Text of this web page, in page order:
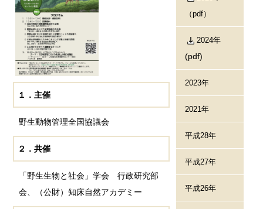
１．主催
野生動物管理全国協議会
２．共催
「野生生物と社会」学会 行政研究部
会、（公財）知床自然アカデミー
（pdf）
2024年
(pdf)
2023年
2021年
平成28年
平成27年
平成26年